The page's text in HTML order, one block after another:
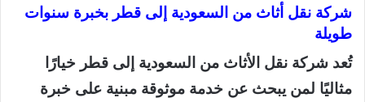
شركة نقل أثاث من السعودية إلى قطر بخبرة سنوات
طويلة
تُعد شركة نقل الأثاث من السعودية إلى قطر خيارًا
مثاليًا لمن يبحث عن خدمة موثوقة مبنية على خبرة